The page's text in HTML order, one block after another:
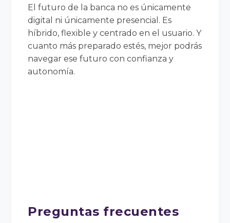
El futuro de la banca no es únicamente
digital ni únicamente presencial. Es
híbrido, flexible y centrado en el usuario. Y
cuanto más preparado estés, mejor podrás
navegar ese futuro con confianza y
autonomía.
Preguntas frecuentes